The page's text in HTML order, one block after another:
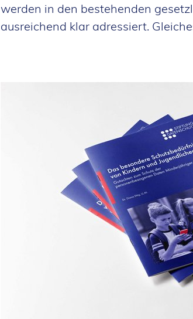
werden in den bestehenden
ausreichend klar adressiert.